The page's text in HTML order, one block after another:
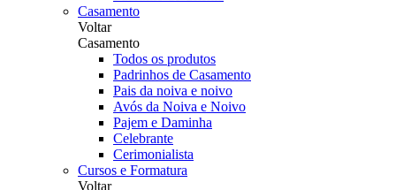
Casamento
Voltar
Casamento
Todos os produtos
Padrinhos de Casamento
Pais da noiva e noivo
Avós da Noiva e Noivo
Pajem e Daminha
Celebrante
Cerimonialista
Cursos e Formatura
Voltar